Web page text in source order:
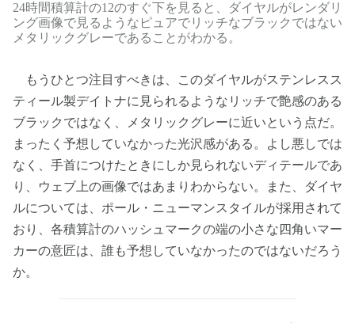
24時間積算計の12のすぐ下を見ると、ダイヤルがレンダリ
ング画像で見るようなピュアでリッチなブラックではない
メタリックグレーであることがわかる。
もうひとつ注目すべきは、このダイヤルがステンレスス
ティール製デイトナに見られるようなリッチで艶感のある
ブラックではなく、メタリックグレーに近いという点だ。
まったく予想していなかった光沢感がある。よし悪しでは
なく、手首につけたときにしか見られないディテールであ
り、ウェブ上の画像ではあまりわからない。また、ダイヤ
ルについては、ポール・ニューマンスタイルが採用されて
おり、各積算計のハッシュマークの端の小さな四角いマー
カーの意匠は、誰も予想していなかったのではないだろう
か。